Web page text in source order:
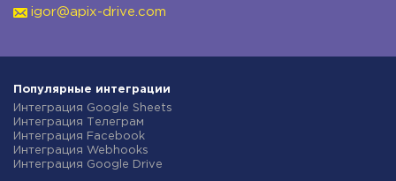
igor@apix-drive.com
Популярные интеграции
Интеграция Google Sheets
Интеграция Телеграм
Интеграция Facebook
Интеграция Webhooks
Интеграция Google Drive